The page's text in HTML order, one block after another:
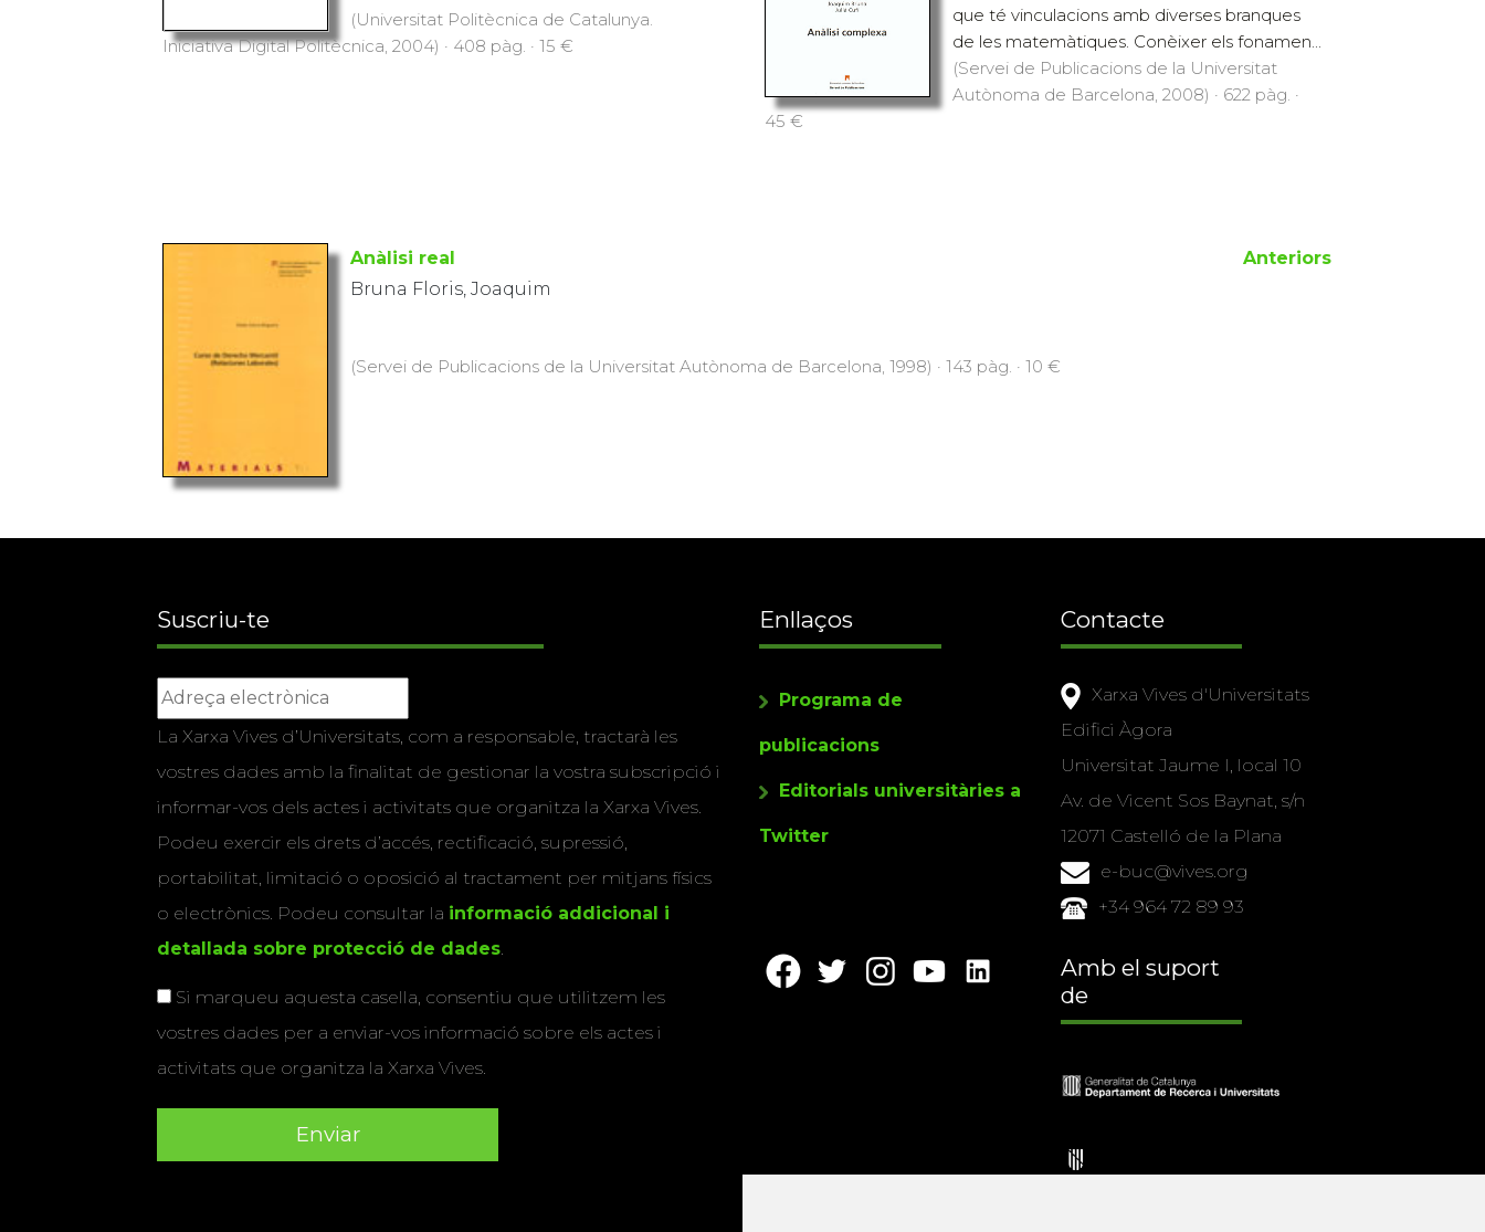
(Universitat Politècnica de Catalunya.
Iniciativa Digital Politècnica, 2004) · 408 pàg. · 15 €
que té vinculacions amb diverses branques
de les matemàtiques. Conèixer els fonamen...
(Servei de Publicacions de la Universitat
Autònoma de Barcelona, 2008) · 622 pàg. ·
45 €
Anàlisi real
Bruna Floris, Joaquim
(Servei de Publicacions de la Universitat Autònoma de Barcelona, 1998) · 143 pàg. · 10 €
Anteriors
Suscriu-te
La Xarxa Vives d’Universitats, com a responsable, tractarà les
vostres dades amb la finalitat de gestionar la vostra subscripció i
informar-vos dels actes i activitats que organitza la Xarxa Vives.
Podeu exercir els drets d’accés, rectificació, supressió,
portabilitat, limitació o oposició al tractament per mitjans físics
o electrònics. Podeu consultar la informació addicional i
detallada sobre protecció de dades.
Si marqueu aquesta casella, consentiu que utilitzem les
vostres dades per a enviar-vos informació sobre els actes i
activitats que organitza la Xarxa Vives.
Enllaços
Programa de
publicacions
Editorials universitàries a
Twitter
Contacte
Xarxa Vives d'Universitats
Edifici Àgora
Universitat Jaume I, local 10
Av. de Vicent Sos Baynat, s/n
12071 Castelló de la Plana
e-buc@vives.org
+34 964 72 89 93
Amb el suport
de